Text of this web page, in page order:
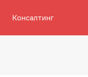
Консалтинг